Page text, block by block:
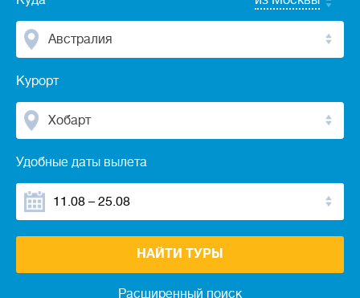
Австралия
Курорт
Хобарт
Удобные даты вылета
Расширенный поиск
НАЙТИ ТУРЫ